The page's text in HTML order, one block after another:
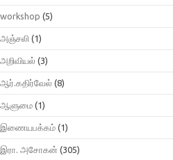
workshop (5)
அஞ்சலி (1)
அறிவியல் (3)
ஆர்.கதிர்வேல் (8)
ஆளுமை (1)
இணையபக்கம் (1)
இரா. அசோகன் (305)